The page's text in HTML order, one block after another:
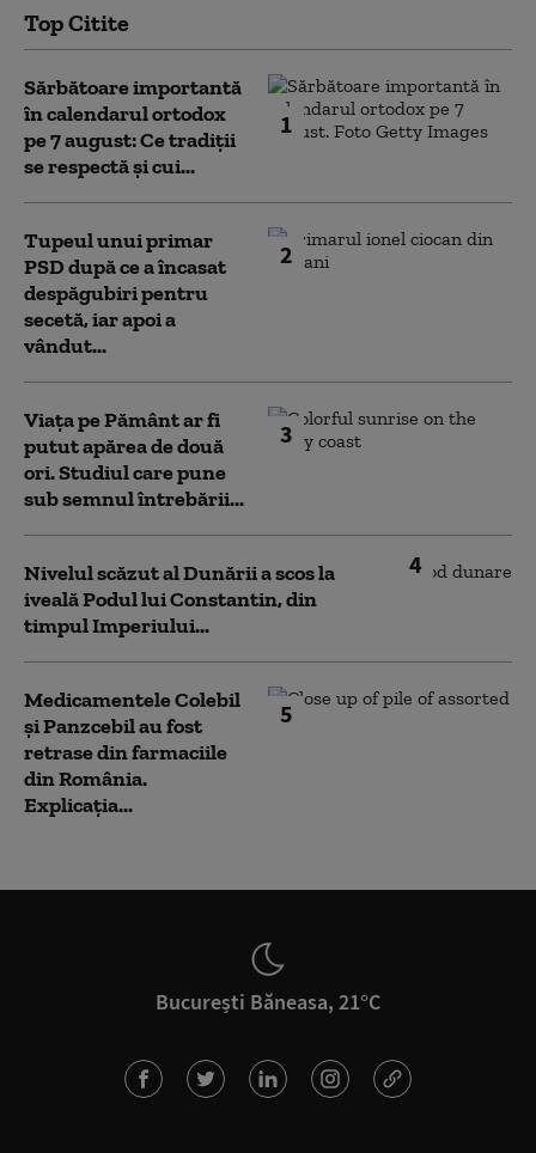
Top Citite
1
Sărbătoare importantă
în calendarul ortodox
pe 7 august: Ce tradiții
se respectă și cui...
2
Tupeul unui primar
PSD după ce a încasat
despăgubiri pentru
secetă, iar apoi a
vândut...
3
Viața pe Pământ ar fi
putut apărea de două
ori. Studiul care pune
sub semnul întrebării...
4
Nivelul scăzut al Dunării a scos la
iveală Podul lui Constantin, din
timpul Imperiului...
5
Medicamentele Colebil
și Panzcebil au fost
retrase din farmaciile
din România.
Explicația...
București Băneasa, 21°C